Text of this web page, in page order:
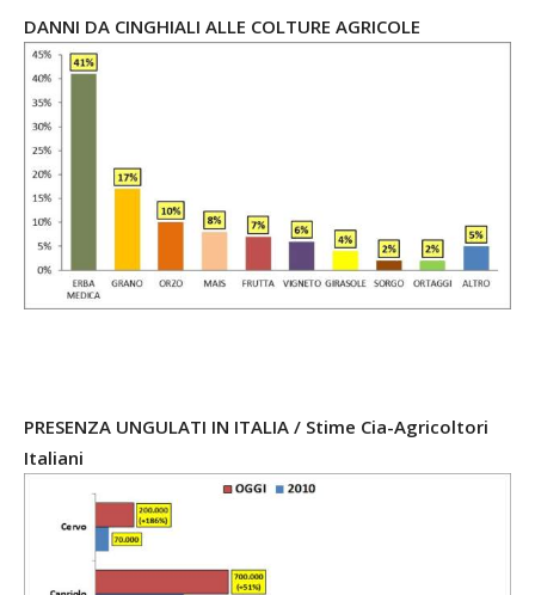
DANNI DA CINGHIALI ALLE COLTURE AGRICOLE
PRESENZA UNGULATI IN ITALIA / Stime Cia-Agricoltori
Italiani